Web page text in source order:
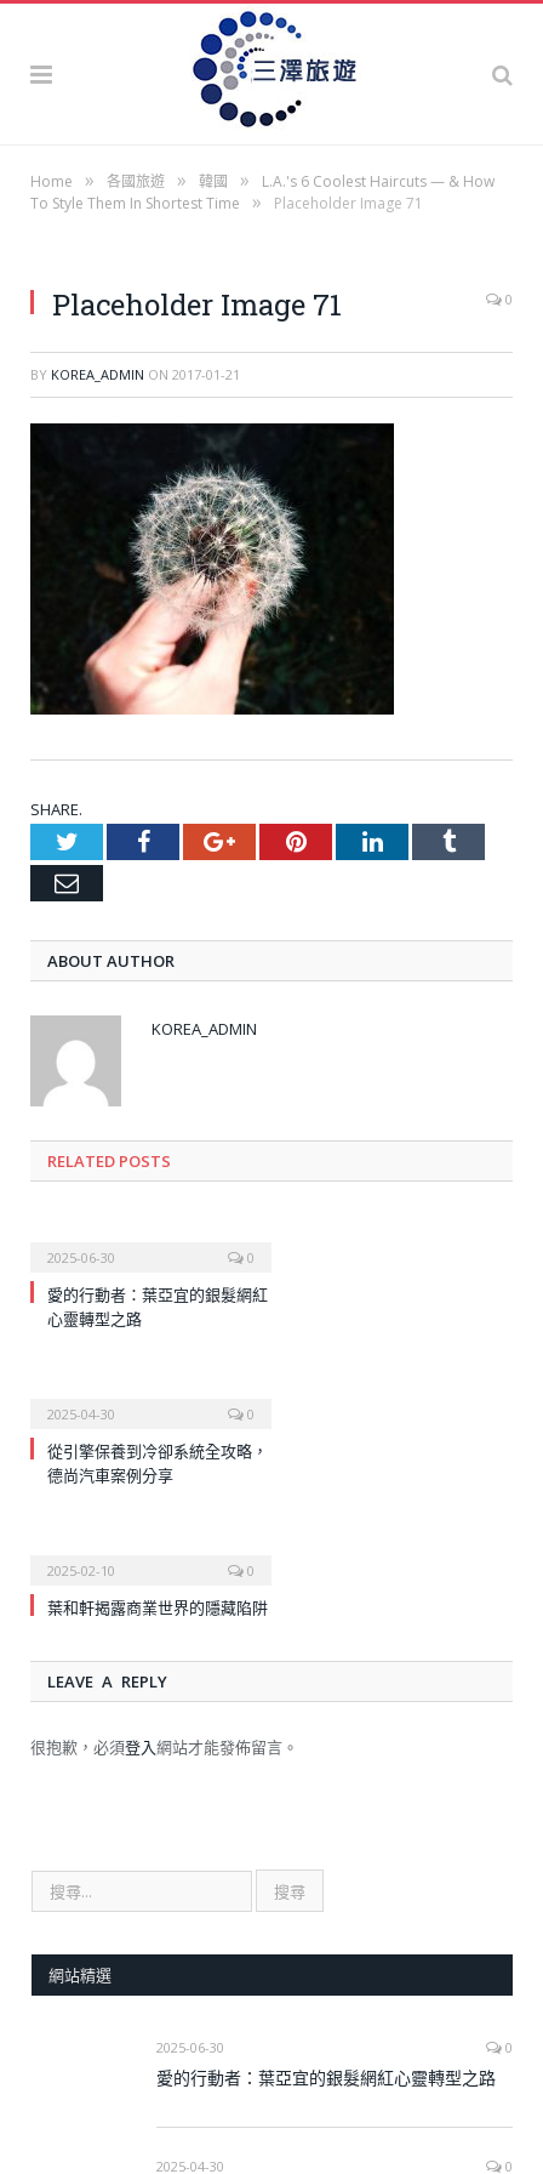
Home » 各國旅遊 » 韓國 »
L.A.'s 6 Coolest Haircuts — & How
To Style Them In Shortest Time
» Placeholder Image 71
Placeholder Image 71 0
BY KOREA_ADMIN ON 2017-01-21
SHARE.
TwitterFacebookGoogle+PinterestLinkedInTumblr
Email
ABOUT AUTHOR
KOREA_ADMIN
RELATED POSTS
2025-06-30 0
愛的行動者：葉亞宜的銀髮網紅
心靈轉型之路
2025-04-30 0
從引擎保養到冷卻系統全攻略，
德尚汽車案例分享
2025-02-10 0
葉和軒揭露商業世界的隱藏陷阱
LEAVE A REPLY
很抱歉，必須登入網站才能發佈留言。
網站精選
2025-06-30 0
愛的行動者：葉亞宜的銀髮網紅心靈轉型之路
2025-04-30 0